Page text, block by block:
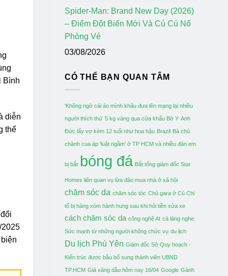
Bình
diễn
thể
Spider-Man: Brand New Day (2026)
– Điểm Đột Biến Mới Và Cú Cú Nổ
Phòng Vé
03/08/2026
CÓ THỂ BẠN QUAN TÂM
'Không ngờ cái áo mình khâu đưa lên mạng lại nhiều
người thích thú' 5 kg vàng qua cửa khẩu Bờ Y Anh
Đức lấy vợ kém 12 tuổi như hoa hậu Brazil Bà chủ
chành cua áp 'luật ngầm' ở TP HCM và nhiều đàn em
bị bắt bóng đá Bắt tổng giám đốc Star
Homes liên quan vụ lừa đảo mua nhà ở xã hội
chăm sóc da chăm sóc tóc Chủ gara ở Củ Chi
tố bị hàng xóm hành hung sau khi hỏi tiền sửa xe
cách chăm sóc da công nghệ AI cả làng nghe:
Sức mạnh từ những người không chức vụ du lịch
Du lịch Phú Yên Giám đốc Sở Quy hoạch -
Kiến trúc được bầu bổ sung thành viên UBND
TP.HCM Giá xăng dầu hôm nay 16/04 Google Gành